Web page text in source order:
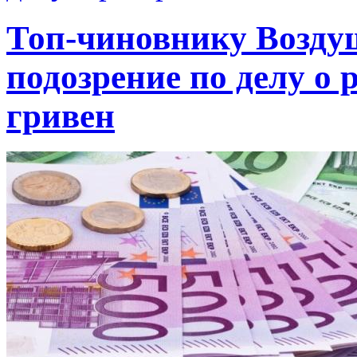
Топ-чиновнику
подозрение по делу о
гривен